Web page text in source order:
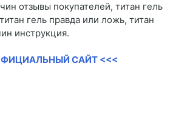
отзывы покупателей, титан гель
гель правда или ложь, титан
инструкция.
САЙТ <<<